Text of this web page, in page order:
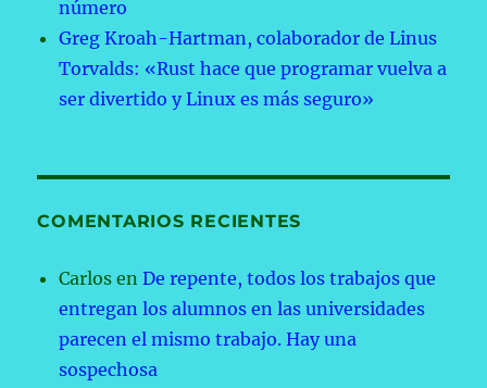
número
Greg Kroah-Hartman, colaborador de Linus
Torvalds: «Rust hace que programar vuelva a
ser divertido y Linux es más seguro»
COMENTARIOS RECIENTES
Carlos enDe repente, todos los trabajos que
entregan los alumnos en las universidades
parecen el mismo trabajo. Hay una
sospechosa